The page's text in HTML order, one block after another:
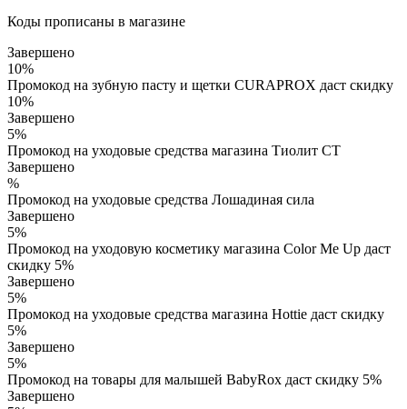
Коды прописаны в магазине
Завершено
10%
Промокод на зубную пасту и щетки CURAPROX даст скидку
10%
Завершено
5%
Промокод на уходовые средства магазина Тиолит СТ
Завершено
%
Промокод на уходовые средства Лошадиная сила
Завершено
5%
Промокод на уходовую косметику магазина Color Me Up даст
скидку 5%
Завершено
5%
Промокод на уходовые средства магазина Hottie даст скидку
5%
Завершено
5%
Промокод на товары для малышей BabyRox даст скидку 5%
Завершено